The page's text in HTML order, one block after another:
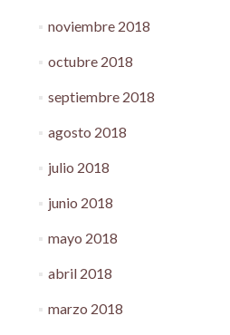
noviembre 2018
octubre 2018
septiembre 2018
agosto 2018
julio 2018
junio 2018
mayo 2018
abril 2018
marzo 2018